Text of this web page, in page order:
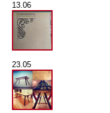
13.06
23.05